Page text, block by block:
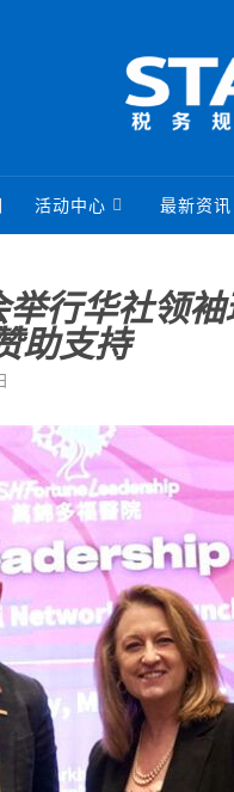
活动中心 最新资讯
行华社领袖
助支持